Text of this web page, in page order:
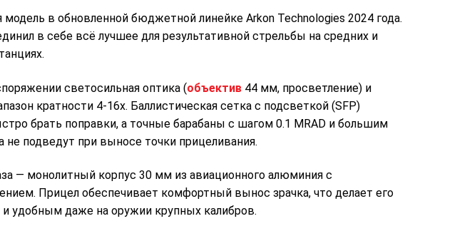
в обновленной бюджетной линейке Arkon Technologies 2024 года.
в себе всё лучшее для результативной стрельбы на средних и
светосильная оптика (объектив 44 мм, просветление) и
кратности 4-16x. Баллистическая сетка с подсветкой (SFP)
брать поправки, а точные барабаны с шагом 0.1 MRAD и большим
не подведут при выносе точки прицеливания.
— монолитный корпус 30 мм из авиационного алюминия с
Прицел обеспечивает комфортный вынос зрачка, что делает его
удобным даже на оружии крупных калибров.